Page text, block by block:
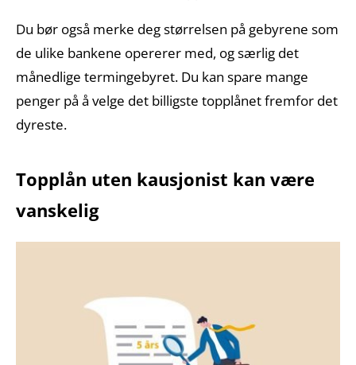
Du bør også merke deg størrelsen på gebyrene som
de ulike bankene opererer med, og særlig det
månedlige termingebyret. Du kan spare mange
penger på å velge det billigste topplånet fremfor det
dyreste.
Topplån uten kausjonist kan være
vanskelig